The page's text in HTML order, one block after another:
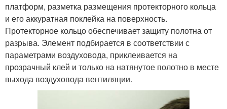
платформ, разметка размещения протекторного кольца
и его аккуратная поклейка на поверхность.
Протекторное кольцо обеспечивает защиту полотна от
разрыва. Элемент подбирается в соответствии с
параметрами воздуховода, приклеивается на
прозрачный клей и только на натянутое полотно в месте
выхода воздуховода вентиляции.